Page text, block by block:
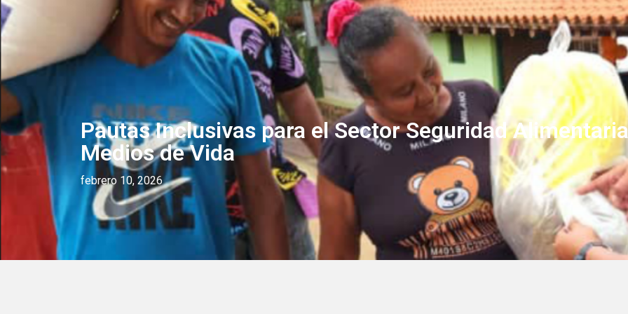
CONÓCENOS PROYECTOS
MONITOR
HOSPITALES
PUBLICACIONES NOTICIAS CONVITE
COLOMBIA
Pautas Inclusivas para el Sector Seguridad
Medios de Vida
febrero 10, 2026